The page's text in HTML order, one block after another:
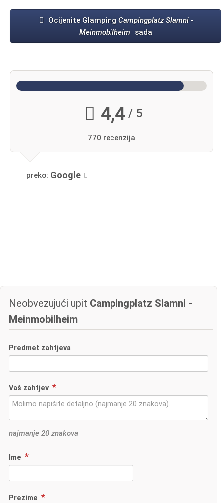
Ocijenite Glamping Campingplatz Slamni -
Meinmobilheim sada
4,4 / 5
770 recenzija
preko: Google
Neobvezujući upit Campingplatz Slamni -
Meinmobilheim
Predmet zahtjeva
Vaš zahtjev
najmanje 20 znakova
Ime
Prezime